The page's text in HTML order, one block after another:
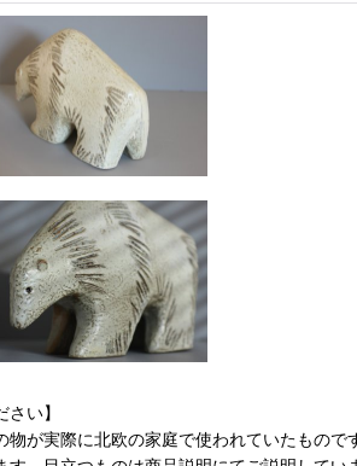
い】
物が実際に北欧の家庭で使われていたもの